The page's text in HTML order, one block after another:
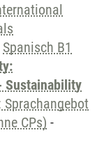
Spanisch B1
Sustainability
CPs) -